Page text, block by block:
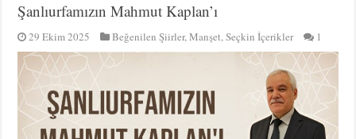
Şanlıurfamızın Mahmut Kaplan’ı
29 Ekim 2025 Beğenilen Şiirler,Manşet,Seçkin İçerikler 1